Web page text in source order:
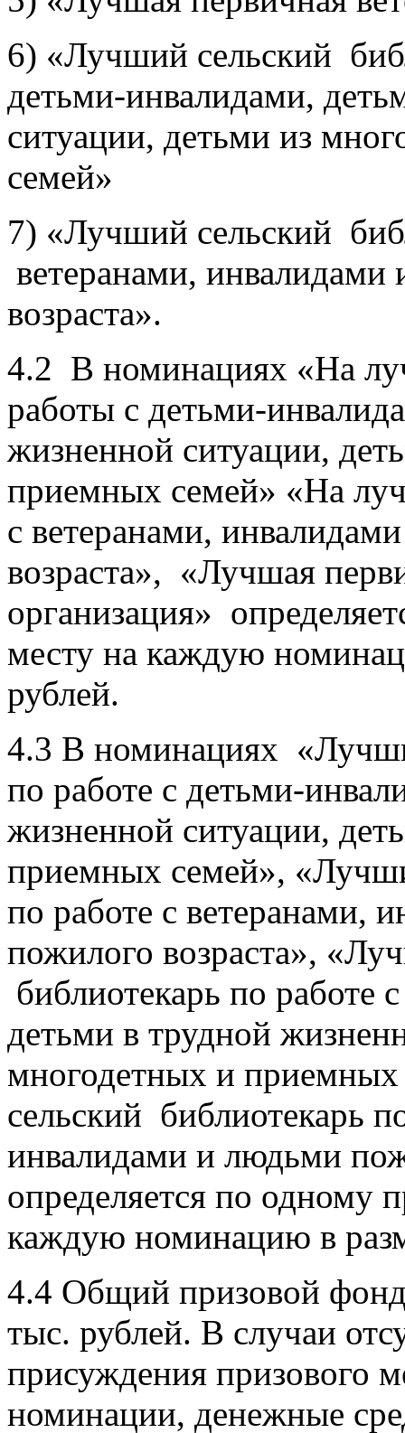
6) «Лучший сельский
детьми-инвалидами,
ситуации, детьми из
семей»
7) «Лучший сельский
ветеранами,
возраста».
4.2 В номинациях «На
работы с детьми-
жизненной ситуации,
приемных семей» «На
с ветеранами,
возраста», «Лучшая
организация»
месту на каждую
рублей.
4.3 В номинациях
по работе с детьми-
жизненной ситуации,
приемных семей»,
по работе с ветеранами,
пожилого возраста»,
библиотекарь по работе
детьми в трудной
многодетных и
сельский библиотекарь
инвалидами и людьми
определяется по одному
каждую номинацию в
4.4 Общий призовой фонд
тыс. рублей. В случаи
присуждения призового
номинации, денежные